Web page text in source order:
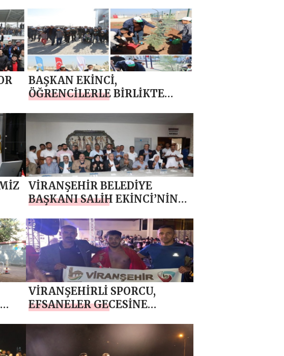
BAŞKAN EKİNCİ,
ÖĞRENCİLERLE BİRLİKTE
VİRANŞEHİR BELEDİYE
BAŞKANI SALİH EKİNCİ’NİN
SANAT MERKEZİNDE BİR
ARAYA GELEN AİLELER,
BARIŞTI
VİRANŞEHİRLİ SPORCU,
EFSANELER GECESİNE